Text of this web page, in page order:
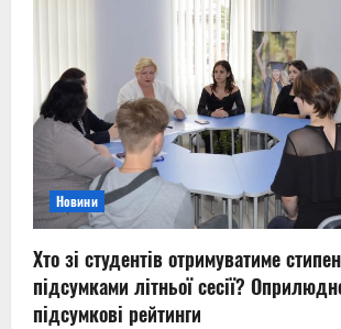
Новини
Хто зі студентів отримуватиме
підсумками літньої сесії?
підсумкові рейтинги